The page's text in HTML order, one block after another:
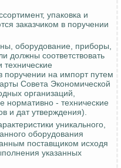
упаковка и
заказчиком в поручении
оборудование, приборы,
должны соответствовать
поручении на импорт путем
Совета Экономической
организаций,
нормативно - технические
и дат утверждения).
уникального,
оборудования
поставщиком исходя
указанных